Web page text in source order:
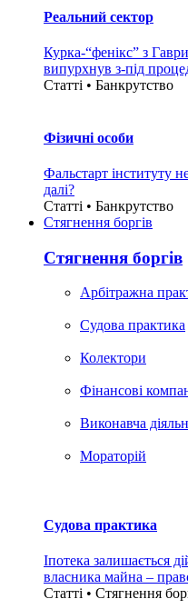
Реальний сектор
Курка-“фенікс” з
випурхнув з-під
Статті • Банкрутство
Фізичні особи
Фальстарт інституту
далі?
Статті • Банкрутство
Стягнення боргiв
Стягнення боргiв
Арбітражна
Судова практика
Колектори
Фінансові
Виконавча
Мораторій
Судова практика
Іпотека залишається
власника майна –
Статті • Стягнення